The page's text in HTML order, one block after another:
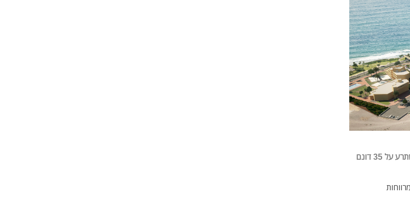
על רצועת חוף הים של נתניה דמרי בונה פרויקט לגון (Lagoon) המשתרע על 35 דונם
דירות יוקרה 3,4,5 חדרים מרווחות